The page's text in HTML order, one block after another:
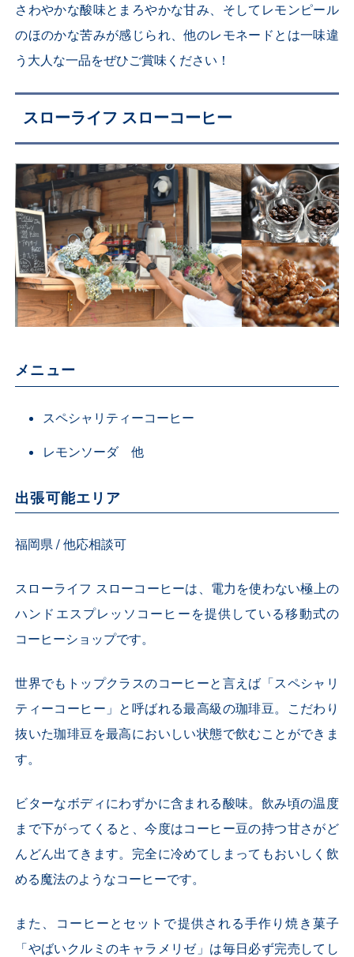
さわやかな酸味とまろやかな甘み、そしてレモンピール
のほのかな苦みが感じられ、他のレモネードとは一味違
う大人な一品をぜひご賞味ください！
スローライフ スローコーヒー
メニュー
スペシャリティーコーヒー
レモンソーダ 他
出張可能エリア
福岡県 / 他応相談可
スローライフ スローコーヒーは、電力を使わない極上の
ハンドエスプレッソコーヒーを提供している移動式の
コーヒーショップです。
世界でもトップクラスのコーヒーと言えば「スペシャリ
ティーコーヒー」と呼ばれる最高級の珈琲豆。こだわり
抜いた珈琲豆を最高においしい状態で飲むことができま
す。
ビターなボディにわずかに含まれる酸味。飲み頃の温度
まで下がってくると、今度はコーヒー豆の持つ甘さがど
んどん出てきます。完全に冷めてしまってもおいしく飲
める魔法のようなコーヒーです。
また、コーヒーとセットで提供される手作り焼き菓子
「やばいクルミのキャラメリゼ」は毎日必ず完売してし